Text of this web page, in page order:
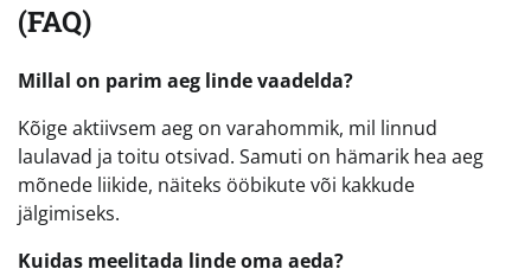
(FAQ)
Millal on parim aeg linde vaadelda?
Kõige aktiivsem aeg on varahommik, mil linnud
laulavad ja toitu otsivad. Samuti on hämarik hea aeg
mõnede liikide, näiteks ööbikute või kakkude
jälgimiseks.
Kuidas meelitada linde oma aeda?